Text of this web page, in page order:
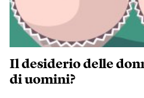
Il desiderio delle
di uomini?